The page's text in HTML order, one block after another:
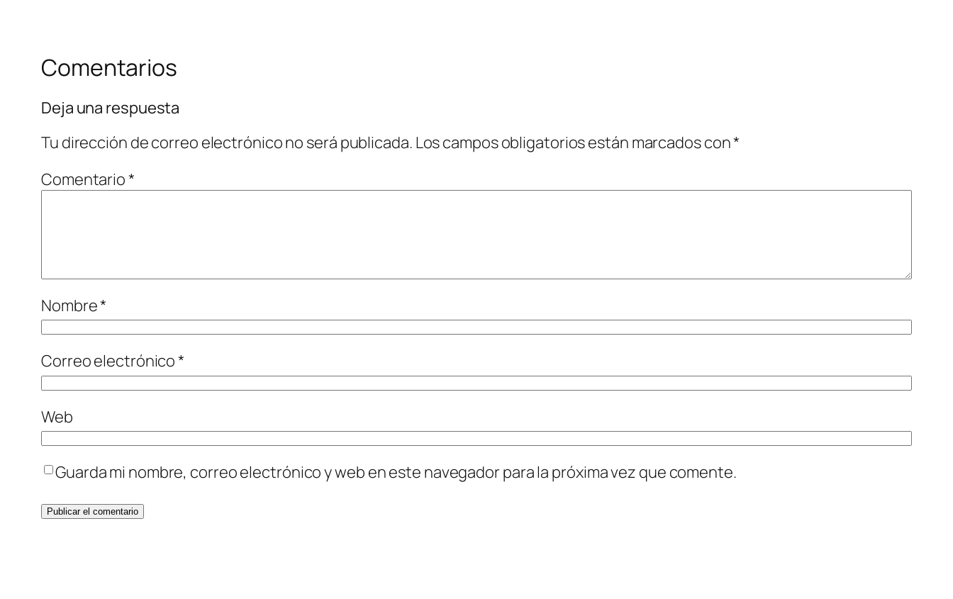
Comentarios
Deja una respuesta
Tu dirección de correo electrónico no será publicada. Los campos obligatorios están marcados con*
Comentario*
Nombre*
Correo electrónico*
Web
Guarda mi nombre, correo electrónico y web en este navegador para la próxima vez que comente.